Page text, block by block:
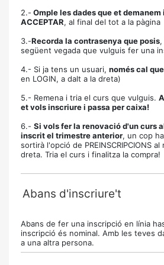
2.- Omple les dades que et
ACCEPTAR, al final del tot a la pàgina
3.-Recorda la contrasenya que posis
següent vegada que vulguis fer una
4.- Si ja tens un usuari, només cal
en LOGIN, a dalt a la dreta)
5.- Remena i tria el curs que vulguis.
et vols inscriure i passa per caixa!
6.- Si vols fer la renovació d'un curs
inscrit el trimestre anterior, un cop
sortirà l'opció de PREINSCRIPCIONS
dreta. Tria el curs i finalitza la compra!
Abans d'inscriure't
Abans de fer una inscripció en línia
inscripció és nominal. Amb les teves
a una altra persona.